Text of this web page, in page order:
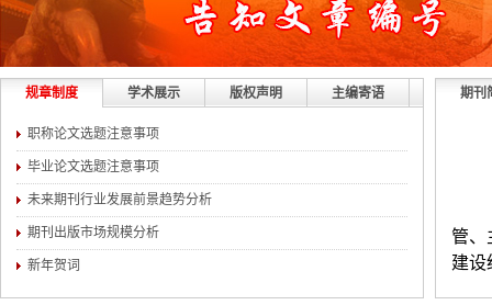
规章制度 学术展示 版权声明 主编寄语
职称论文选题注意事项
毕业论文选题注意事项
未来期刊行业发展前景趋势分析
期刊出版市场规模分析
新年贺词
期刊
管、
建设